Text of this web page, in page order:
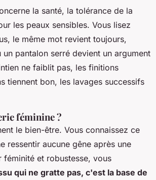
la santé, la tolérance de la
les peaux sensibles. Vous lisez
le même mot revient toujours,
pantalon serré devient un argument
ne faiblit pas, les finitions
tiennent bon, les lavages successifs
féminine ?
le bien-être. Vous connaissez ce
ressentir aucune gêne après une
et robustesse, vous
qui ne gratte pas, c'est la base de